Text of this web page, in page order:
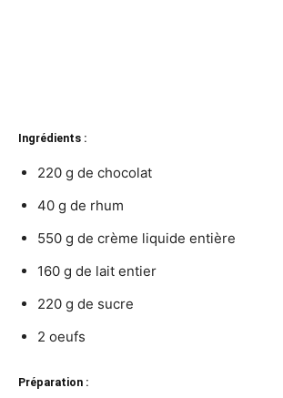
Ingrédients :
220 g de chocolat
40 g de rhum
550 g de crème liquide entière
160 g de lait entier
220 g de sucre
2 oeufs
Préparation :